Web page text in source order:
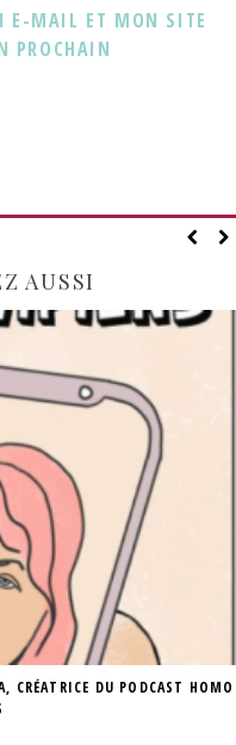
E-MAIL ET MON SITE
PROCHAIN
AUSSI
CRÉATRICE DU PODCAST HOMO